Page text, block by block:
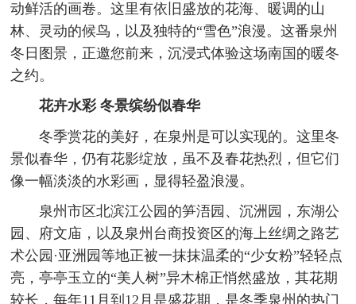
动鲜活的画卷。这里有依旧盛放的花海、暖调的山
林、灵动的候鸟，以及独特的“雪色”浪漫。这番泉州
冬日图景，正邀您前来，沉浸式体验这场南国的暖冬
之约。
花卉水彩 冬景缤纷似春华
冬季赏花的美好，在泉州是可以实现的。这里冬
景似春华，仍有花影绽放，虽不及春花热烈，但它们
像一幅淡淡的水彩画，显得轻盈浪漫。
泉州市区北滨江公园的笋浯园、沉洲园，东湖公
园、府文庙，以及泉州台商投资区的海上丝绸之路艺
术公园·亚洲园等地正被一抹抹温柔的“少女粉”轻轻点
亮，亭亭玉立的“美人树”异木棉正悄然盛放，其花期
较长，每年11月到12月是盛花期，是冬季泉州的热门